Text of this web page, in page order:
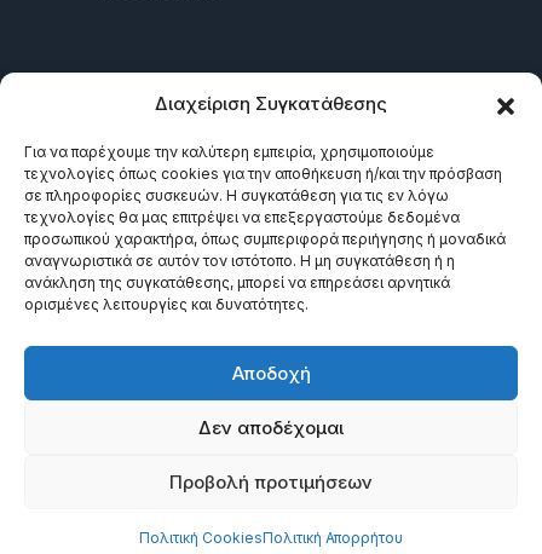
Διαχείριση Συγκατάθεσης
Για να παρέχουμε την καλύτερη εμπειρία, χρησιμοποιούμε
τεχνολογίες όπως cookies για την αποθήκευση ή/και την πρόσβαση
σε πληροφορίες συσκευών. Η συγκατάθεση για τις εν λόγω
τεχνολογίες θα μας επιτρέψει να επεξεργαστούμε δεδομένα
προσωπικού χαρακτήρα, όπως συμπεριφορά περιήγησης ή μοναδικά
αναγνωριστικά σε αυτόν τον ιστότοπο. Η μη συγκατάθεση ή η
ανάκληση της συγκατάθεσης, μπορεί να επηρεάσει αρνητικά
ορισμένες λειτουργίες και δυνατότητες.
Αποδοχή
Δεν αποδέχομαι
Προβολή προτιμήσεων
Πολιτική CookiesΠολιτική Απορρήτου
reserved
Select at least 2 products